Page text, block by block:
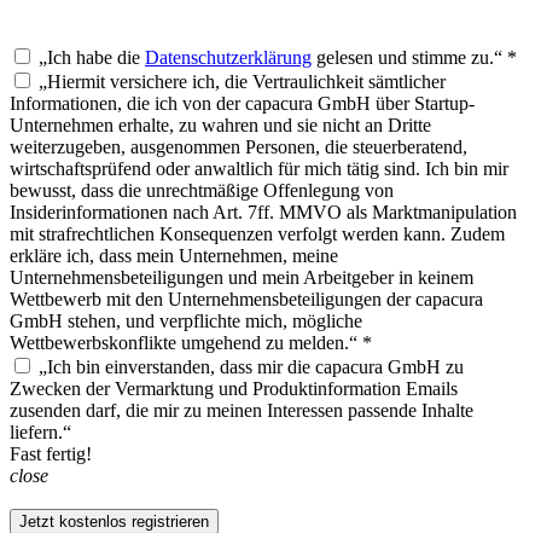
„Ich habe die Datenschutzerklärung gelesen und stimme zu.“ *
„Hiermit versichere ich, die Vertraulichkeit sämtlicher
Informationen, die ich von der capacura GmbH über Startup-
Unternehmen erhalte, zu wahren und sie nicht an Dritte
weiterzugeben, ausgenommen Personen, die steuerberatend,
wirtschaftsprüfend oder anwaltlich für mich tätig sind. Ich bin mir
bewusst, dass die unrechtmäßige Offenlegung von
Insiderinformationen nach Art. 7ff. MMVO als Marktmanipulation
mit strafrechtlichen Konsequenzen verfolgt werden kann. Zudem
erkläre ich, dass mein Unternehmen, meine
Unternehmensbeteiligungen und mein Arbeitgeber in keinem
Wettbewerb mit den Unternehmensbeteiligungen der capacura
GmbH stehen, und verpflichte mich, mögliche
Wettbewerbskonflikte umgehend zu melden.“ *
„Ich bin einverstanden, dass mir die capacura GmbH zu
Zwecken der Vermarktung und Produktinformation Emails
zusenden darf, die mir zu meinen Interessen passende Inhalte
liefern.“
Fast fertig!
close
Jetzt kostenlos registrieren